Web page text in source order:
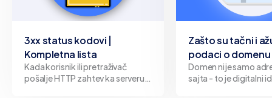
3xx status kodovi |
Kompletna lista
Kada korisnik ili pretraživač
pošalje HTTP zahtev ka serveru,
Zašto su tačni i
podaci o domenu
Domen nije samo
sajta - to je digitalni